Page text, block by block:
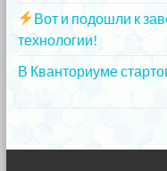
Вот и подошли к
технологии!
В Кванториуме